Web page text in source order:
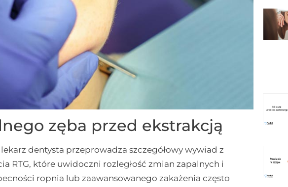
zęba przed ekstrakcją
dentysta przeprowadza szczegółowy wywiad z
RTG, które uwidoczni rozległość zmian zapalnych i
ropnia lub zaawansowanego zakażenia często